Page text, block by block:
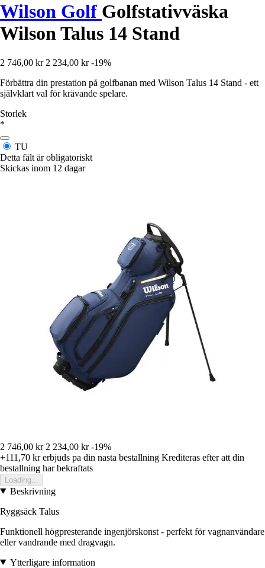
Wilson Golf Golfstativväska
Wilson Talus 14 Stand
2 746,00 kr 2 234,00 kr -19%
Förbättra din prestation på golfbanan med Wilson Talus 14 Stand - ett
självklart val för krävande spelare.
Storlek
*
TU
Detta fält är obligatoriskt
Skickas inom 12 dagar
2 746,00 kr 2 234,00 kr -19%
+111,70 krerbjuds pa din nasta bestallning Krediteras efter att din
bestallning har bekraftats
Loading...
Beskrivning
Ryggsäck Talus
Funktionell högpresterande ingenjörskonst - perfekt för vagnanvändare
eller vandrande med dragvagn.
Ytterligare information